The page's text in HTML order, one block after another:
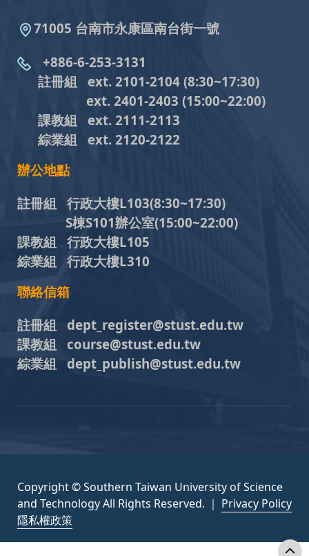
71005 台南市永康區南台街一號
+886-6-253-3131
註冊組 ext. 2101-2104 (8:30~17:30)
ext. 2401-2403 (15:00~22:00)
課教組 ext. 2111-2113
綜業組
ext. 2120-2122
辦公地點
註冊組 行政大樓L103(8:30~17:30)
S棟S101辦公室(15:00~22:00)
課教組 行政大樓L105
綜業組 行政大樓L310
聯絡信箱
註冊組 dept_register@stust.edu.tw
課教組 course@stust.edu.tw
綜業組 dept_publish@stust.edu.tw
Copyright © Southern Taiwan University of Science
and Technology All Rights Reserved. ｜ Privacy Policy
隱私權政策